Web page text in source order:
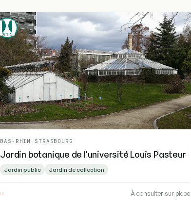
BAS-RHIN - STRASBOURG
Jardin botanique de l'université Louis Pasteur
Jardin public Jardin de collection
- À consulter sur place